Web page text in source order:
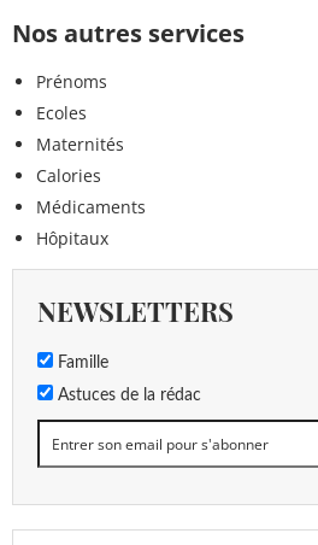
Nos autres services
Prénoms
Ecoles
Maternités
Calories
Médicaments
Hôpitaux
NEWSLETTERS
Famille
Astuces de la rédac